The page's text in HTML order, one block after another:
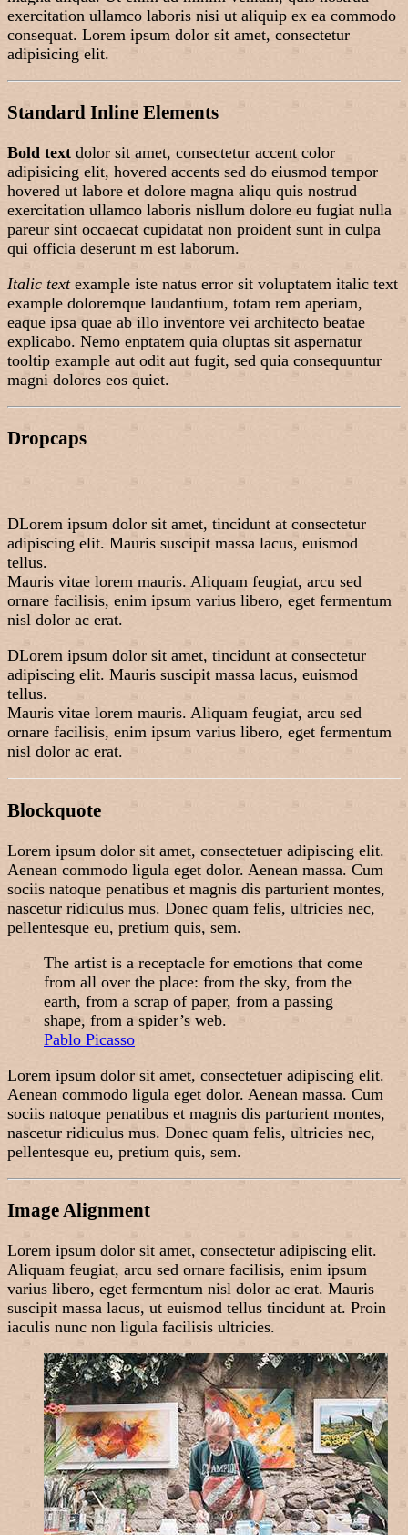
exercitation ullamco laboris nisi ut aliquip ex ea commodo
consequat. Lorem ipsum dolor sit amet, consectetur
adipisicing elit.
Standard Inline Elements
Bold text dolor sit amet, consectetur accent color
adipisicing elit, hovered accents sed do eiusmod tempor
hovered ut labore et dolore magna aliqu quis nostrud
exercitation ullamco laboris nisllum dolore eu fugiat nulla
pareur sint occaecat cupidatat non proident sunt in culpa
qui officia deserunt m est laborum.
Italic textexample iste natus error sit voluptatem italic text
example doloremque laudantium, totam rem aperiam,
eaque ipsa quae ab illo inventore vei architecto beatae
explicabo. Nemo enptatem quia oluptas sit aspernatur
tooltip example aut odit aut fugit, sed quia consequuntur
magni dolores eos quiet.
Dropcaps
DLorem ipsum dolor sit amet, tincidunt at consectetur
adipiscing elit. Mauris suscipit massa lacus, euismod
tellus.
Mauris vitae lorem mauris. Aliquam feugiat, arcu sed
ornare facilisis, enim ipsum varius libero, eget fermentum
nisl dolor ac erat.
DLorem ipsum dolor sit amet, tincidunt at consectetur
adipiscing elit. Mauris suscipit massa lacus, euismod
tellus.
Mauris vitae lorem mauris. Aliquam feugiat, arcu sed
ornare facilisis, enim ipsum varius libero, eget fermentum
nisl dolor ac erat.
Blockquote
Lorem ipsum dolor sit amet, consectetuer adipiscing elit.
Aenean commodo ligula eget dolor. Aenean massa. Cum
sociis natoque penatibus et magnis dis parturient montes,
nascetur ridiculus mus. Donec quam felis, ultricies nec,
pellentesque eu, pretium quis, sem.
The artist is a receptacle for emotions that come
from all over the place: from the sky, from the
earth, from a scrap of paper, from a passing
shape, from a spider’s web.
Pablo Picasso
Lorem ipsum dolor sit amet, consectetuer adipiscing elit.
Aenean commodo ligula eget dolor. Aenean massa. Cum
sociis natoque penatibus et magnis dis parturient montes,
nascetur ridiculus mus. Donec quam felis, ultricies nec,
pellentesque eu, pretium quis, sem.
Image Alignment
Lorem ipsum dolor sit amet, consectetur adipiscing elit.
Aliquam feugiat, arcu sed ornare facilisis, enim ipsum
varius libero, eget fermentum nisl dolor ac erat. Mauris
suscipit massa lacus, ut euismod tellus tincidunt at. Proin
iaculis nunc non ligula facilisis ultricies.